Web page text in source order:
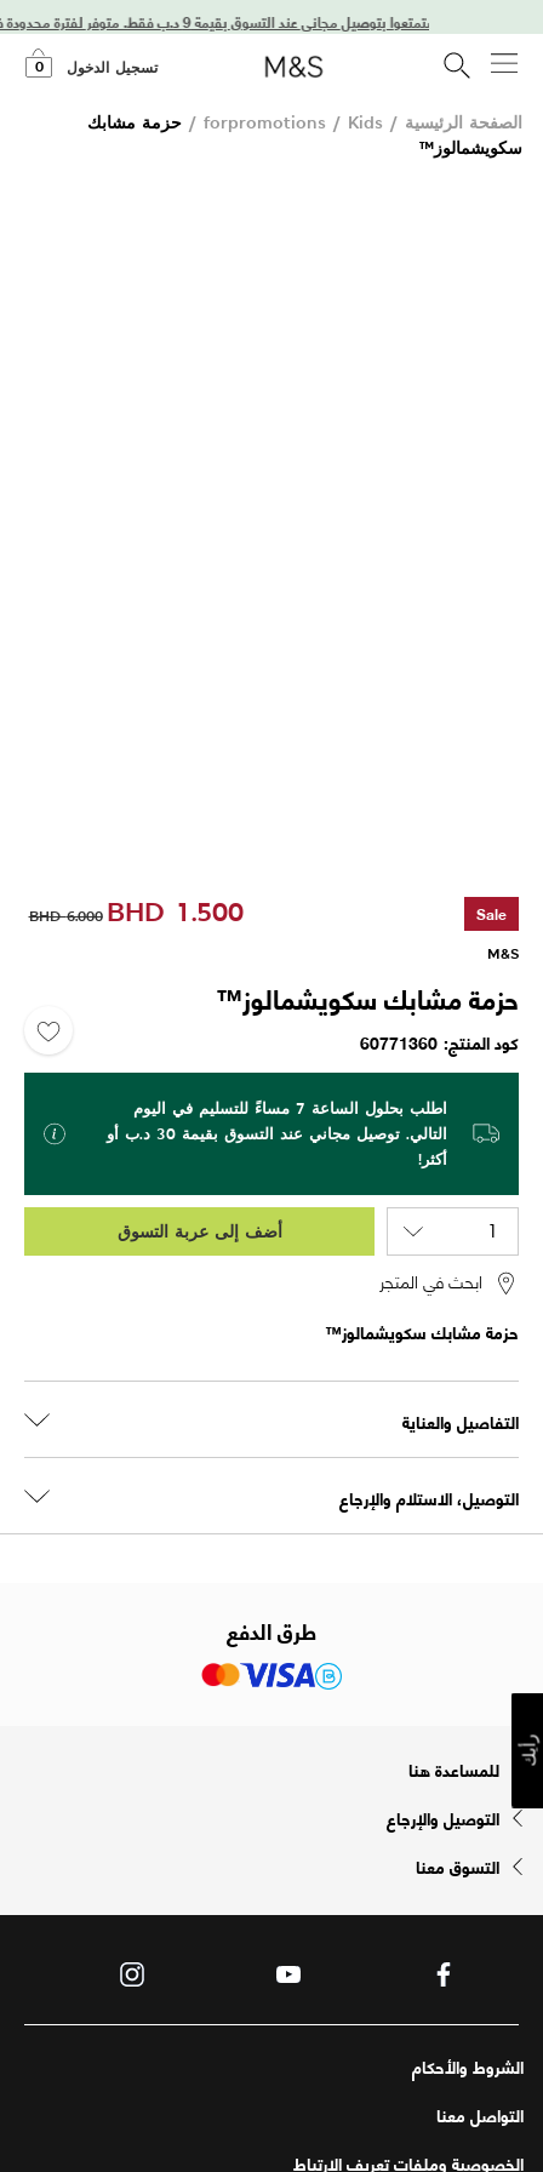
تسجيل الدخول 0
الصفحة الرئيسية /
forpromotions / Kids
/ حزمة مشابك
سكويشمالوز™
Sale
BHD 1.500
BHD6.000
M&S
حزمة مشابك سكويشمالوز™
كود المنتج 60771360
اطلب بحلول الساعة 7 مساءً للتسليم في اليوم
التالي. توصيل مجاني عند التسوق بقيمة 30 د.ب أو
أكثر!
أضف إلى عربة التسوق
ابحث في المتجر
حزمة مشابك سكويشمالوز™
التفاصيل والعناية
التوصيل، الاستلام والإرجاع
طرق الدفع
للمساعدة هنا
التوصيل والإرجاع
التسوق معنا
الشروط والأحكام
التواصل معنا
الخصوصية وملفات تعريف الارتباط
رأيك